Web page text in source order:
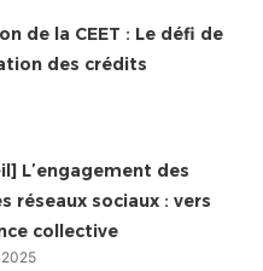
de la CEET : Le défi de
des crédits
L’engagement des
réseaux sociaux : vers
collective